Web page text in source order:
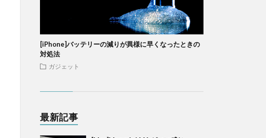
[iPhone]バッテリーの減りが異様に早くなったときの
対処法
ガジェット
最新記事